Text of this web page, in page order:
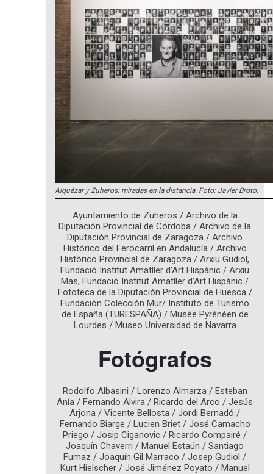
Alquézar y Zuheros: miradas en la distancia. Foto: Javier Broto.
Ayuntamiento de Zuheros / Archivo de la
Diputación Provincial de Córdoba / Archivo de la
Diputación Provincial de Zaragoza / Archivo
Histórico del Ferocarril en Andalucía / Archivo
Histórico Provincial de Zaragoza / Arxiu Gudiol,
Fundació Institut Amatller d’Art Hispànic / Arxiu
Mas, Fundació Institut Amatller d’Art Hispànic /
Fototeca de la Diputación Provincial de Huesca /
Fundación Colección Mur/ Instituto de Turismo
de España (TURESPAÑA) / Musée Pyrénéen de
Lourdes / Museo Universidad de Navarra
Fotógrafos
Rodolfo Albasini / Lorenzo Almarza / Esteban
Anía / Fernando Alvira / Ricardo del Arco / Jesús
Arjona / Vicente Bellosta / Jordi Bernadó /
Fernando Biarge / Lucien Briet / José Camacho
Priego / Josip Ciganovic / Ricardo Compairé /
Joaquín Chaverri / Manuel Estaún / Santiago
Fumaz / Joaquín Gil Marraco / Josep Gudiol /
Kurt Hielscher / José Jiménez Poyato / Manuel